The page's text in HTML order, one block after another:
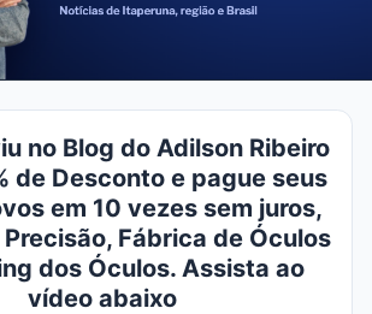
no Blog do Adilson Ribeiro
de Desconto e pague seus
em 10 vezes sem juros,
Fábrica de Óculos
dos Óculos. Assista ao
vídeo abaixo